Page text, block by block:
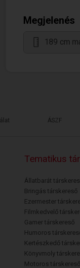
Megjelenés
189 cm
ÁSZF
Tematikus
Állatbarát
Bringás társkereső
Ezermester
Filmkedvelő
Gamer társkereső
Humoros
Kertészkedő
Könyvmoly
Motoros társkereső